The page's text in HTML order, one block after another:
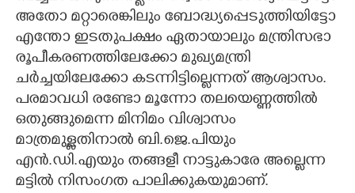
അതോ മറ്റാരെങ്കിലും ബോദ്ധ്യപ്പെടുത്തിയിട്ടോ
എന്തോ ഇടതുപക്ഷം ഏതായാലും മന്ത്രിസഭാ
രൂപീകരണത്തിലേക്കോ മുഖ്യമന്ത്രി
ചർച്ചയിലേക്കോ കടന്നിട്ടില്ലെന്നത് ആശ്വാസം.
പരമാവധി രണ്ടോ മൂന്നോ തലയെണ്ണത്തിൽ
ഒതുങ്ങുമെന്ന മിനിമം വിശ്വാസം
മാത്രമുള്ളതിനാൽ ബി.ജെ.പിയും
എൻ.ഡി.എയും തങ്ങളീ നാട്ടുകാരേ അല്ലെന്ന
മട്ടിൽ നിസംഗത പാലിക്കുകയുമാണ്.